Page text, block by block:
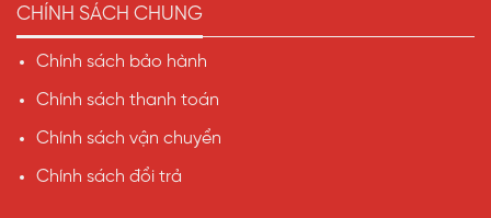
CHÍNH SÁCH CHUNG
Chính sách bảo hành
Chính sách thanh toán
Chính sách vận chuyển
Chính sách đổi trả